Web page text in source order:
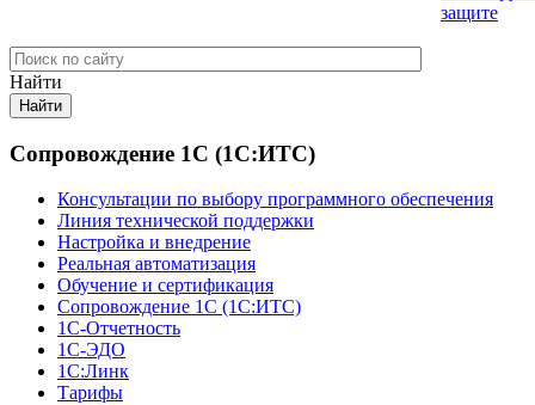
защите
Найти
Сопровождение 1С (1С:ИТС)
Консультации по выбору программного обеспечения
Линия технической поддержки
Настройка и внедрение
Реальная автоматизация
Обучение и сертификация
Сопровождение 1С (1С:ИТС)
1С-Отчетность
1С-ЭДО
1С:Линк
Тарифы